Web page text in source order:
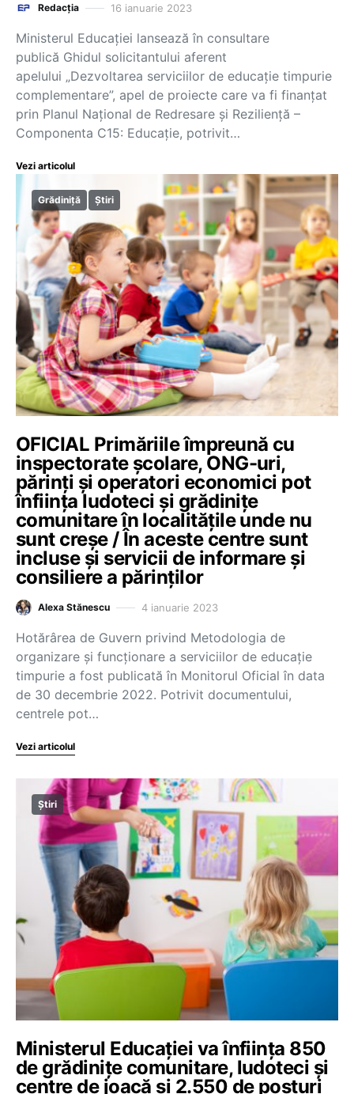
Redacția 16 ianuarie 2023
Ministerul Educației lansează în consultare
publică Ghidul solicitantului aferent
apelului „Dezvoltarea serviciilor de educație timpurie
complementare”, apel de proiecte care va fi finanțat
prin Planul Național de Redresare și Reziliență –
Componenta C15: Educație, potrivit…
Vezi articolul
Grădiniță Știri
OFICIAL Primăriile împreună cu
inspectorate școlare, ONG-uri,
părinți și operatori economici pot
înființa ludoteci și grădinițe
comunitare în localitățile unde nu
sunt creșe / În aceste centre sunt
incluse și servicii de informare și
consiliere a părinților
Alexa Stănescu 4 ianuarie 2023
Hotărârea de Guvern privind Metodologia de
organizare și funcționare a serviciilor de educație
timpurie a fost publicată în Monitorul Oficial în data
de 30 decembrie 2022. Potrivit documentului,
centrele pot…
Vezi articolul
Știri
Ministerul Educației va înființa 850
de grădinițe comunitare, ludoteci și
centre de joacă și 2.550 de posturi